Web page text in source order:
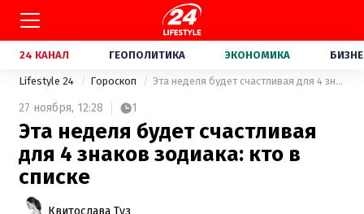
24 КАНАЛ ГЕОПОЛИТИКА ЭКОНОМИКА
Lifestyle 24 Гороскоп Эта неделя будет счастливая для 4 знаков зодиака: кто в списке
27 ноября, 12:28 1
Эта неделя будет счастливая
для 4 знаков зодиака: кто в
списке
Квитослава Туз